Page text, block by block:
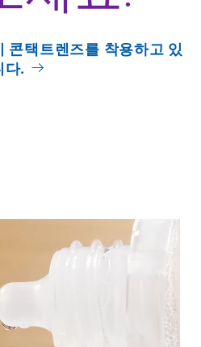
콘택트렌즈를 착용하고 있
다.